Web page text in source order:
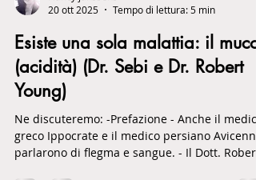
Nancy janssens
20 ott 2025
Tempo di lettura: 5 min
Esiste una sola malattia: il muco
(acidità) (Dr. Sebi e Dr. Robert
Young)
Ne discuteremo: -Prefazione - Anche il medico